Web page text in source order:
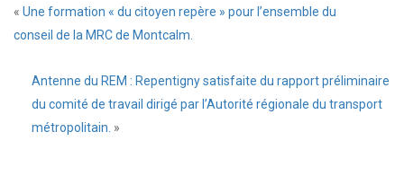
« Une formation « du citoyen repère » pour l’ensemble du
conseil de la MRC de Montcalm.
Antenne du REM : Repentigny satisfaite du rapport préliminaire
du comité de travail dirigé par l’Autorité régionale du transport
métropolitain. »